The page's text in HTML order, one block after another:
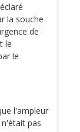
la souche
de
le
le
l'ampleur
pas